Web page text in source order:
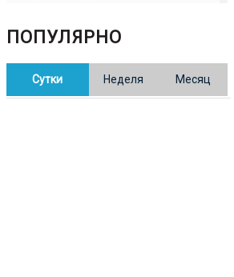
В Казахстане готовят новую
редакцию Конституции: меняется
ПОПУЛЯРНО
Сутки Неделя Месяц